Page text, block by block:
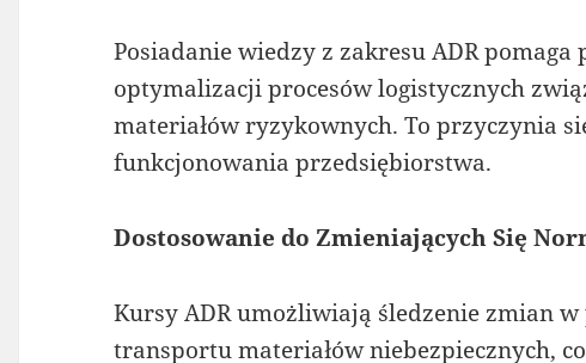
Posiadanie wiedzy z zakresu ADR
optymalizacji procesów logistycznych
materiałów ryzykownych. To przyczynia
funkcjonowania przedsiębiorstwa.
Dostosowanie do Zmieniających Się
Kursy ADR umożliwiają śledzenie zmian
transportu materiałów niebezpiecznych,